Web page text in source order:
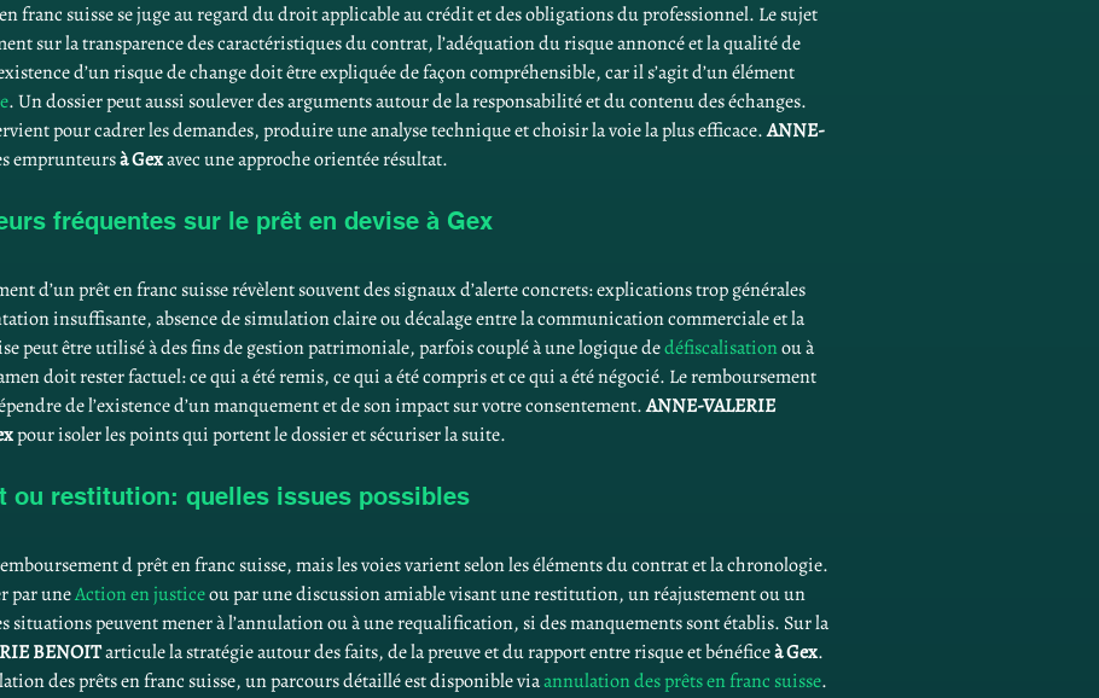
franc suisse se juge au regard du droit applicable au crédit et des obligations du professionnel. Le sujet
sur la transparence des caractéristiques du contrat, l’adéquation du risque annoncé et la qualité de
d’un risque de change doit être expliquée de façon compréhensible, car il s’agit d’un élément
. Un dossier peut aussi soulever des arguments autour de la responsabilité et du contenu des échanges.
pour cadrer les demandes, produire une analyse technique et choisir la voie la plus efficace. ANNE-
emprunteurs à Gex avec une approche orientée résultat.
fréquentes sur le prêt en devise à Gex
d’un prêt en franc suisse révèlent souvent des signaux d’alerte concrets: explications trop générales
insuffisante, absence de simulation claire ou décalage entre la communication commerciale et la
peut être utilisé à des fins de gestion patrimoniale, parfois couplé à une logique de défiscalisation ou à
doit rester factuel: ce qui a été remis, ce qui a été compris et ce qui a été négocié. Le remboursement
de l’existence d’un manquement et de son impact sur votre consentement. ANNE-VALERIE
pour isoler les points qui portent le dossier et sécuriser la suite.
ou restitution: quelles issues possibles
d prêt en franc suisse, mais les voies varient selon les éléments du contrat et la chronologie.
par une Action en justice ou par une discussion amiable visant une restitution, un réajustement ou un
situations peuvent mener à l’annulation ou à une requalification, si des manquements sont établis. Sur la
BENOIT articule la stratégie autour des faits, de la preuve et du rapport entre risque et bénéfice à Gex.
des prêts en franc suisse, un parcours détaillé est disponible via annulation des prêts en franc suisse.